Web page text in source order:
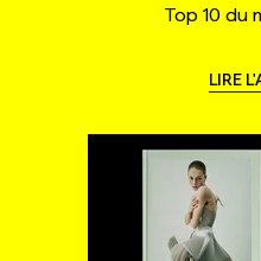
Top 10 du
LIRE